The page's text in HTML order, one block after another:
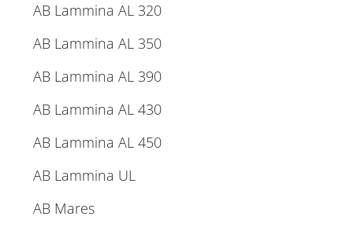
AB Lammina AL 320
AB Lammina AL 350
AB Lammina AL 390
AB Lammina AL 430
AB Lammina AL 450
AB Lammina UL
AB Mares